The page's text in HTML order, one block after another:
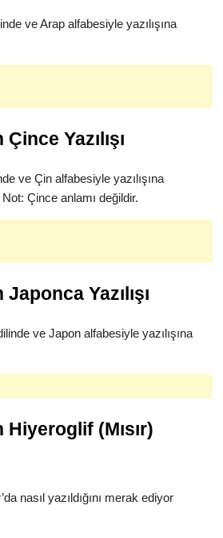
ve Arap alfabesiyle yazılışına
Yazılışı
ve Çin alfabesiyle yazılışına
Çince anlamı değildir.
Yazılışı
ve Japon alfabesiyle yazılışına
(Mısır)
nasıl yazıldığını merak ediyor